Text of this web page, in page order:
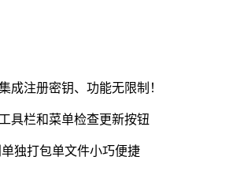
成注册密钥、功能无限制！
具栏和菜单检查更新按钮
独打包单文件小巧便捷